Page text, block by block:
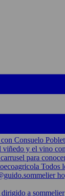
dirigido a sommelier